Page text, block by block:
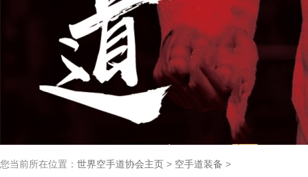
您当前所在位置： 世界空手道协会主页 > 空手道装备 >